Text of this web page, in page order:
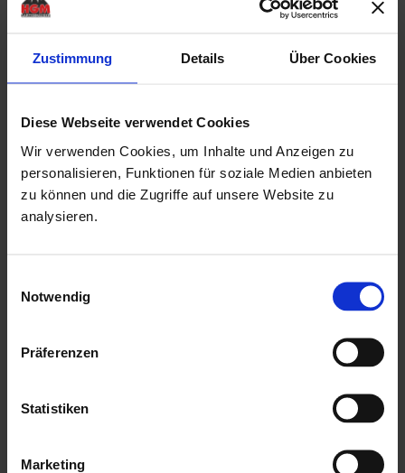
Zustimmung Details Über Cookies
Diese Webseite verwendet Cookies
Wir verwenden Cookies, um Inhalte und Anzeigen zu
personalisieren, Funktionen für soziale Medien anbieten
zu können und die Zugriffe auf unsere Website zu
analysieren.
Notwendig
Präferenzen
Statistiken
Marketing
mit einer Doppeltür in der Vorderfront
Höhe: 1,925 mtr.
Stolperfalle!)
Drückergarnitur & Profilzylinderschloss für Doppeltür
18,5 mm Nut & Feder Holz für Dachbereich
ohne Fussboden & Unterkonstruktion
Herstellung "Made in Germany"
Mehr zu HGM Gartenhäuser